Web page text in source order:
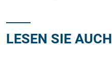
LESEN SIE AUCH